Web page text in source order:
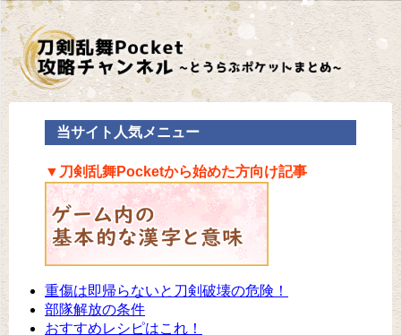
当サイト人気メニュー
▼刀剣乱舞Pocketから始めた方向け記事
重傷は即帰らないと刀剣破壊の危険！
部隊解放の条件
おすすめレシピはこれ！